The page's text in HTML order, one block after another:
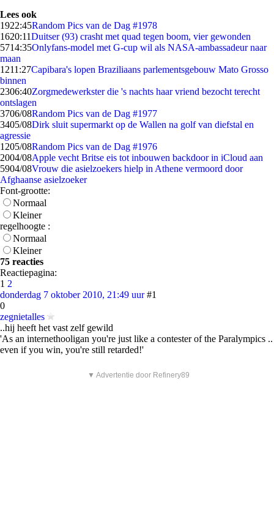
Lees ook
1922:45Random Pics van de Dag #1978
1620:11Duitser (93) crasht met quad tegen boom, vier gewonden
5714:35Onlyfans-model met G-cup wil als NASA-ambassadeur naar
maan
1211:27Capibara's lopen Braziliaans parlementsgebouw Mato Grosso
binnen
2306:40Zorgmedewerkster die 's nachts haar vriend bezocht terecht
ontslagen
3706/08Random Pics van de Dag #1977
3405/08Dirk sluit supermarkt op de Wallen na golf van diefstal en
agressie
1205/08Random Pics van de Dag #1976
2004/08Apple vecht Britse eis tot inbouwen backdoor in iCloud aan
5904/08Vrouw die asielzoekers hielp in Athene vermoord door
Afghaanse asielzoeker
Font-grootte:
Normaal
Kleiner
regelhoogte :
Normaal
Kleiner
75 reacties
Reactiepagina:
1 2
donderdag 7 oktober 2010, 21:49 uur #1
0
zegnietalles
..hij heeft het vast zelf gewild
'As an internethooligan you're just like a contester of the Paralympics ..
even if you win, you're still retarded!'
▼ Advertentie door Refinery89